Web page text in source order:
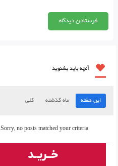
آنچه باید بشنوید
این هفته ماه گذشته کلی
Sorry, no posts matched your criteria.